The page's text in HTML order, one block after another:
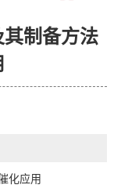
制备方法
化应用